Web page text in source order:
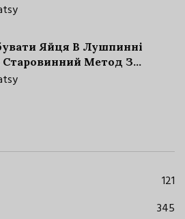
Яйця В Лушпинні
Старовинний Метод З
Нюансами
121
345